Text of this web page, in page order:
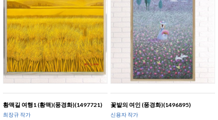
황맥길 여행1 (황맥)(풍경화)(1497721)
최장규 작가
꽃밭의 여인 (풍경화)(1496895)
신용자 작가